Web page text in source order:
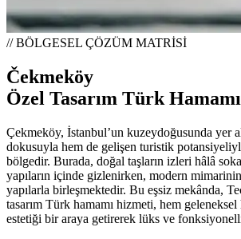
// BÖLGESEL ÇÖZÜM MATRİSİ
Čekmeköy
Özel Tasarım Türk Hamamı
Çekmeköy, İstanbul’un kuzeydoğusunda yer
dokusuyla hem de gelişen turistik
bölgedir. Burada, doğal taşların izleri hâlâ
yapıların içinde gizlenirken, modern
yapılarla birleşmektedir. Bu eşsiz mekânda,
tasarım Türk hamamı hizmeti, hem geleneksel
estetiği bir araya getirerek lüks ve